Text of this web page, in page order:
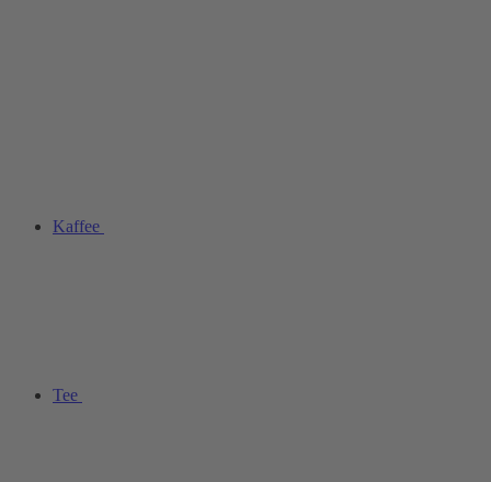
Kaffee
Tee